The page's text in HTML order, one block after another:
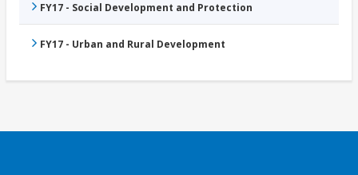
FY17 - Social Development and Protection
FY17 - Urban and Rural Development